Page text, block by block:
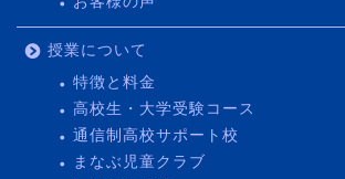
授業について
特徴と料金
高校生・大学受験コース
通信制高校サポート校
まなぶ児童クラブ